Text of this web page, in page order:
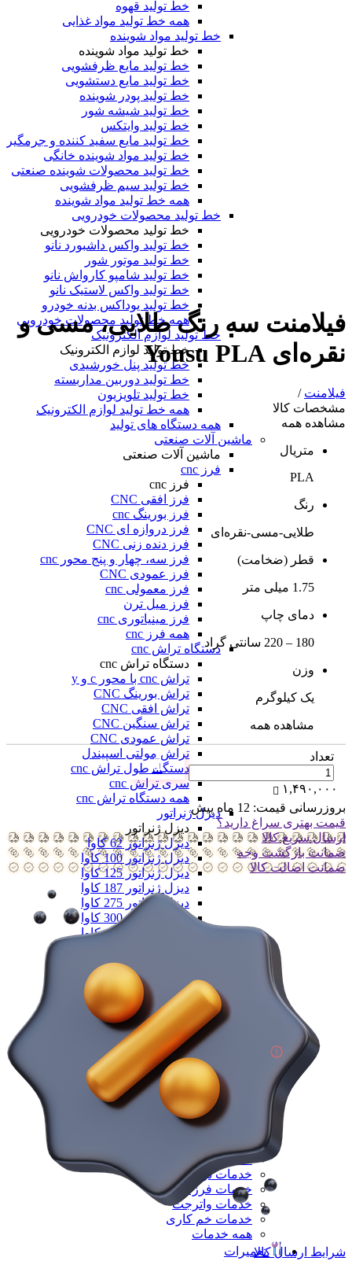
خط تولید قهوه
همه خط تولید مواد غذایی
خط تولید مواد شوینده
خط تولید مواد شوینده
خط تولید مایع ظرفشویی
خط تولید مایع دستشویی
خط تولید پودر شوینده
خط تولید شیشه شور
خط تولید وایتکس
خط تولید مایع سفید کننده و جرمگیر
خط تولید مواد شوینده خانگی
خط تولید محصولات شوینده صنعتی
خط تولید سیم ظرفشویی
همه خط تولید مواد شوینده
خط تولید محصولات خودرویی
خط تولید محصولات خودرویی
خط تولید واکس داشبورد نانو
خط تولید موتور شور
خط تولید شامپو کارواش نانو
خط تولید واکس لاستیک نانو
خط تولید یوداکس بدنه خودرو
همه خط تولید محصولات خودرویی
خط تولید لوازم الکترونیک
خط تولید لوازم الکترونیک
خط تولید پنل خورشیدی
خط تولید دوربین مداربسته
خط تولید تلویزیون
همه خط تولید لوازم الکترونیک
همه دستگاه های تولید
ماشین آلات صنعتی
ماشین آلات صنعتی
فرز cnc
فرز cnc
فرز افقی CNC
فرز بورینگ cnc
فرز دروازه ای CNC
فرز دنده زنی CNC
فرز سه، چهار و پنج محور cnc
فرز عمودی CNC
فرز معمولی cnc
فرز میل ترن
فرز مینیاتوری cnc
همه فرز cnc
دستگاه تراش cnc
دستگاه تراش cnc
تراش cnc با محور c و y
تراش بورینگ CNC
تراش افقی CNC
تراش سنگین CNC
تراش عمودی CNC
تراش مولتی اسپیندل
دستگاه طول تراش cnc
سری تراش cnc
همه دستگاه تراش cnc
دیزل ژنراتور
دیزل ژنراتور
دیزل ژنراتور 62 کاوا
دیزل ژنزاتور 100 کاوا
دیزل ژنراتور 125 کاوا
دیزل ژنراتور 187 کاوا
دیزل ژنزاتور 275 کاوا
دیزل ژنزاتور 300 کاوا
دیزل ژنزاتور 1000 کاوا
دیزل ژنزاتور 1100 کاوا
دیزل ژنزاتور 1400 کاوا
همه دیزل ژنراتور
همه ماشین آلات صنعتی
همه محصولات
خدمات
خدمات CNC
خدمات پرینت سه بعدی
خدمات برش لیزر
خدمات تراشکاری
خدمات طراحی قالب
خدمات اسکن 3 بعدی
خدمات تزریق پلاستیک
خدمات فرزکاری
خدمات واترجت
خدمات خم کاری
همه خدمات
تعمیرات
فیلامنت سه رنگ طلایی، مسی و
نقره‌ای Yousu PLA
فیلامنت /
مشخصات کالا
مشاهده همه
متریال
PLA
رنگ
طلایی-مسی-نقره‌ای
قطر (ضخامت)
1.75 میلی متر
دمای چاپ
180 – 220 سانتی گراد
وزن
یک کیلوگرم
مشاهده همه
تعداد
۱,۴۹۰,۰۰۰
بروزرسانی قیمت: 12 ماه پیش
قیمت بهتری سراغ دارید؟
ارسال سریع کالا
ضمانت بازگشت وجه
ضمانت اضالت کالا
شرایط ارسال کالا